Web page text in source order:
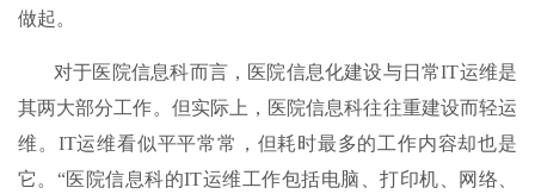
做起。
对于医院信息科而言，医院信息化建设与日常IT运维是
其两大部分工作。但实际上，医院信息科往往重建设而轻运
维。IT运维看似平平常常，但耗时最多的工作内容却也是
它。“医院信息科的IT运维工作包括电脑、打印机、网络、